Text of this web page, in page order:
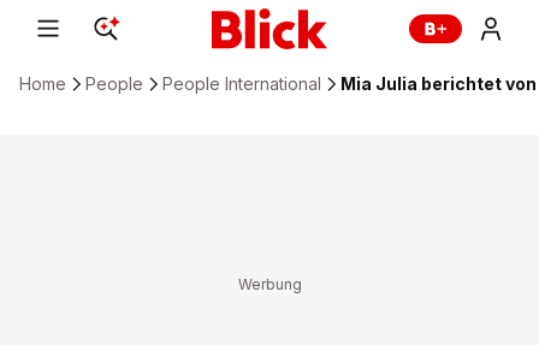
Home People People International Mia Julia berichtet